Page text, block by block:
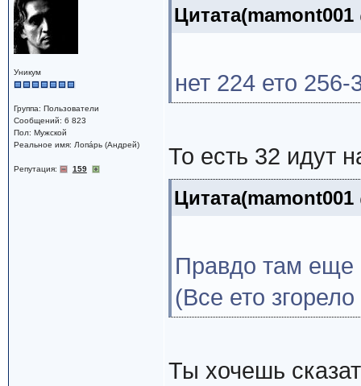
Уникум
Группа: Пользователи
Сообщений: 6 823
Пол: Мужской
Реальное имя: Лопáрь (Андрей)
Репутация: 159
Цитата(mamont001
нет 224 ето
То есть 32 идут
Цитата(mamont001
Правдо там еще
(Все ето
Ты хочешь